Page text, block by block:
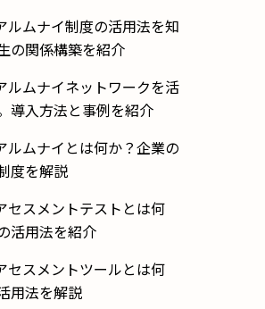
ルムナイ制度の活用法を知
の関係構築を紹介
ルムナイネットワークを活
導入方法と事例を紹介
ルムナイとは何か？企業の
度を解説
セスメントテストとは何
活用法を紹介
セスメントツールとは何
用法を解説